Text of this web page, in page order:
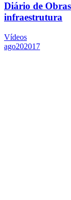
Diário de
infraestrutura
Vídeos
ago202017